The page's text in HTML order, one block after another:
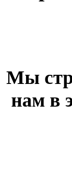
Мы
нам в